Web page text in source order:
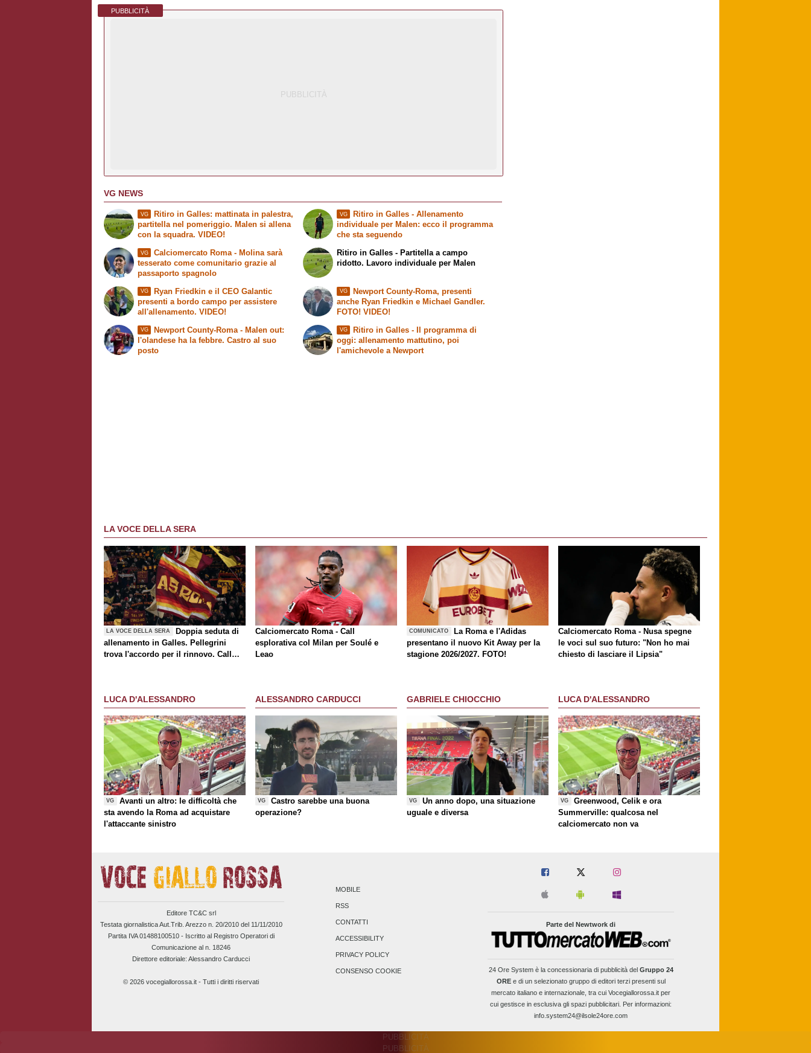
PUBBLICITÀ
VG NEWS
VG
Ritiro in Galles: mattinata in palestra,
partitella nel pomeriggio. Malen si allena
con la squadra. VIDEO!
VG
Calciomercato Roma - Molina sarà
tesserato come comunitario grazie al
passaporto spagnolo
VG
Ritiro in Galles - Allenamento
individuale per Malen: ecco il programma
che sta seguendo
Ritiro in Galles - Partitella a campo
ridotto. Lavoro individuale per Malen
VG
Ryan Friedkin e il CEO Galantic
presenti a bordo campo per assistere
all'allenamento. VIDEO!
VG
Newport County-Roma - Malen out:
l'olandese ha la febbre. Castro al suo
posto
VG
Newport County-Roma, presenti
anche Ryan Friedkin e Michael Gandler.
FOTO! VIDEO!
VG
Ritiro in Galles - Il programma di
oggi: allenamento mattutino, poi
l'amichevole a Newport
LA VOCE DELLA SERA
LA VOCE DELLA SERA
Doppia seduta di
allenamento in Galles. Pellegrini
trova l'accordo per il rinnovo. Call
Calciomercato Roma - Call
esplorativa col Milan per Soulé e
Leao
COMUNICATO
La Roma e l'Adidas
presentano il nuovo Kit Away per la
stagione 2026/2027. FOTO!
Calciomercato Roma - Nusa spegne
le voci sul suo futuro: "Non ho mai
chiesto di lasciare il Lipsia"
LUCA D'ALESSANDRO
VG
Avanti un altro: le difficoltà che
sta avendo la Roma ad acquistare
l'attaccante sinistro
ALESSANDRO CARDUCCI
VG
Castro sarebbe una buona
operazione?
GABRIELE CHIOCCHIO
VG
Un anno dopo, una situazione
uguale e diversa
LUCA D'ALESSANDRO
VG
Greenwood, Celik e ora
Summerville: qualcosa nel
calciomercato non va
Editore TC&C srl
Testata giornalistica Aut.Trib. Arezzo n. 20/2010 del 11/11/2010
Partita IVA 01488100510 - Iscritto al Registro Operatori di
Comunicazione al n. 18246
Direttore editoriale: Alessandro Carducci
© 2026 vocegiallorossa.it - Tutti i diritti riservati
MOBILE
RSS
CONTATTI
ACCESSIBILITY
PRIVACY POLICY
CONSENSO COOKIE
Parte del Newtwork di
24 Ore Systemè la concessionaria di pubblicità del Gruppo 24
OREe di un selezionato gruppo di editori terzi presenti sul
mercato italiano e internazionale, tra cui Vocegiallorossa.it per
cui gestisce in esclusiva gli spazi pubblicitari. Per informazioni:
info.system24@ilsole24ore.com